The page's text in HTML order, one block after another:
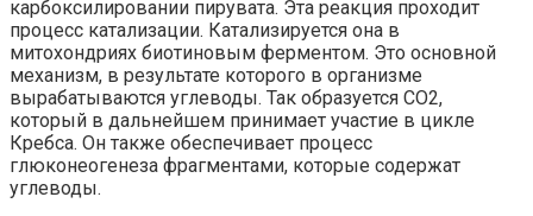
карбоксилировании пирувата. Эта реакция проходит
процесс катализации. Катализируется она в
митохондриях биотиновым ферментом. Это основной
механизм, в результате которого в организме
вырабатываются углеводы. Так образуется СО2,
который в дальнейшем принимает участие в цикле
Кребса. Он также обеспечивает процесс
глюконеогенеза фрагментами, которые содержат
углеводы.